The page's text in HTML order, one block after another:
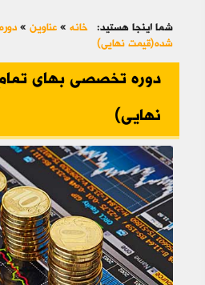
شما اینجا هستید: خانه » عناوین »
شده(قیمت نهایی)
دوره تخصصی بهای
نهایی)